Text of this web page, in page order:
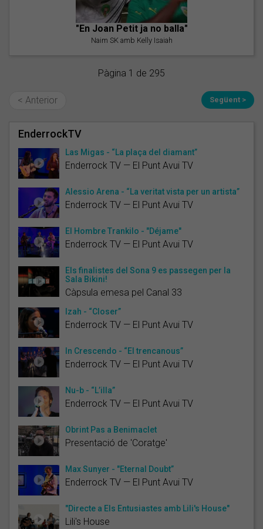
"En Joan Petit ja no balla"
Naim SK amb Kelly Isaiah
Pàgina 1 de 295
< Anterior Següent >
EnderrockTV
Las Migas - “La plaça del diamant”
Enderrock TV — El Punt Avui TV
Alessio Arena - “La veritat vista per un artista”
Enderrock TV — El Punt Avui TV
El Hombre Trankilo - "Déjame"
Enderrock TV — El Punt Avui TV
Els finalistes del Sona 9 es passegen per la
Sala Bikini!
Càpsula emesa pel Canal 33
Izah - “Closer”
Enderrock TV — El Punt Avui TV
In Crescendo - “El trencanous”
Enderrock TV — El Punt Avui TV
Nu-b - “L’illa”
Enderrock TV — El Punt Avui TV
Obrint Pas a Benimaclet
Presentació de 'Coratge'
Max Sunyer - "Eternal Doubt”
Enderrock TV — El Punt Avui TV
"Directe a Els Entusiastes amb Lili's House"
Lili's House